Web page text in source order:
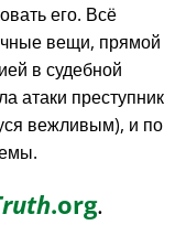
его. Всё
вещи, прямой
в судебной
атаки преступник
вежливым), и по
.org.